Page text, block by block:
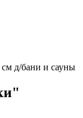
д/бани и сауны